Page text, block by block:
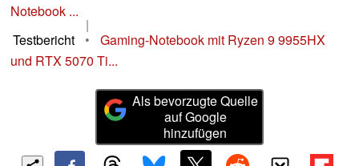
Notebook ...
|
Testbericht
•
Gaming-Notebook mit Ryzen 9 9955HX
und RTX 5070 Ti...
Als bevorzugte Quelle
auf Google
hinzufügen